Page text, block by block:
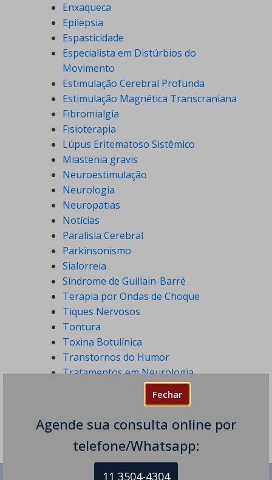
Fechar
Agende sua consulta online por
telefone/Whatsapp:
11 3504-4304
Enxaqueca
Epilepsia
Espasticidade
Especialista em Distúrbios do
Movimento
Estimulação Cerebral Profunda
Estimulação Magnética Transcraniana
Fibromialgia
Fisioterapia
Lúpus Eritematoso Sistêmico
Miastenia gravis
Neuroestimulação
Neurologia
Neuropatias
Notícias
Paralisia Cerebral
Parkinsonismo
Sialorreia
Síndrome de Guillain-Barré
Terapia por Ondas de Choque
Tiques Nervosos
Tontura
Toxina Botulínica
Transtornos do Humor
Tratamentos em Neurologia